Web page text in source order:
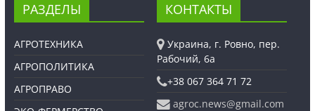
РАЗДЕЛЫ
АГРОТЕХНИКА
АГРОПОЛИТИКА
АГРОПРАВО
КОНТАКТЫ
Украина, г. Ровно, пер.
Рабочий, 6а
+38 067 364 71 72
agroc.news@gmail.com